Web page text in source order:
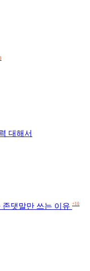
대해서
댓말만 쓰는 이유 +10